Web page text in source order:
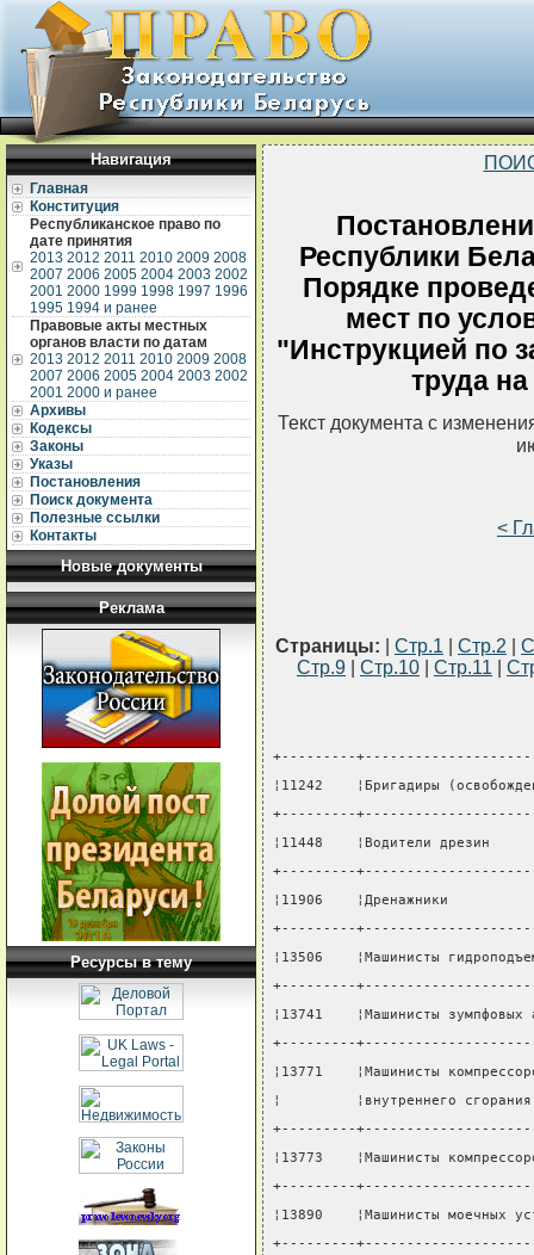
Навигация
Главная
Конституция
Республиканское право по
дате принятия
2013 2012 2011 2010 2009 2008
2007 2006 2005 2004 2003 2002
2001 2000 1999 1998 1997 1996
1995 1994 и ранее
Правовые акты местных
органов власти по датам
2013 2012 2011 2010 2009 2008
2007 2006 2005 2004 2003 2002
2001 2000 и ранее
Архивы
Кодексы
Законы
Указы
Постановления
Поиск документа
Полезные ссылки
Контакты
Новые документы
Реклама
Ресурсы в тему
Республики
Порядке
мест по
"Инструкцией по
труда
Текст документа с
<
Страницы: Стр.1 Стр.2
Стр.9
Стр.10 Стр.11
+---------
¦11242    ¦Бригадиры
+---------
¦11448    ¦Водители
+---------
¦11906    ¦Дренажники
+---------
¦13506    ¦Машинисты
+---------
¦13741    ¦Машинисты
+---------
¦13771    ¦Машинисты
¦         ¦внутреннего
+---------
¦13773    ¦Машинисты
+---------
¦13890    ¦Машинисты
+---------